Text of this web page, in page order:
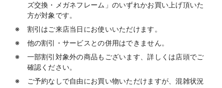
ズ交換・メガネフレーム」のいずれかお買い上げ頂いた
方が対象です。
割引はご来店当日にお使いいただけます。
他の割引・サービスとの併用はできません。
一部割引対象外の商品もございます、詳しくは店頭でご
確認ください。
ご予約なしで自由にお買い物いただけますが、混雑状況